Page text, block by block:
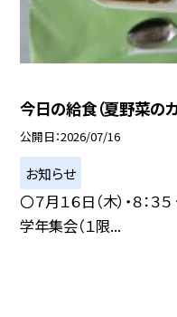
今日の給食（夏野菜のカ
公開日 2026/07/16
お知らせ
〇７月１６日（木）・８：
学年集会（１限...